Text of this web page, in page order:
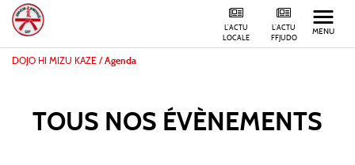
L'ACTU
FFJUDO
L'ACTU
LOCALE
MENU
DOJO HI MIZU KAZE / Agenda
TOUS NOS ÉVÈNEMENTS